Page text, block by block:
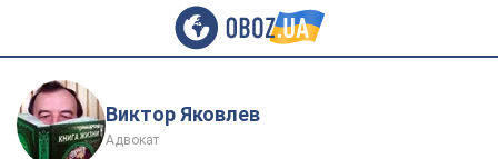
Виктор Яковлев
Адвокат